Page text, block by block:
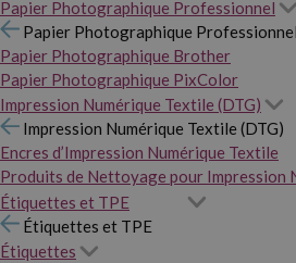
Papier Photographique Professionnel
Papier Photographique Professionnel
Papier Photographique Brother
Papier Photographique PixColor
Impression Numérique Textile (DTG)
Impression Numérique Textile (DTG)
Encres d’Impression Numérique Textile
Produits de Nettoyage pour Impression
Étiquettes et TPE
Étiquettes et TPE
Étiquettes